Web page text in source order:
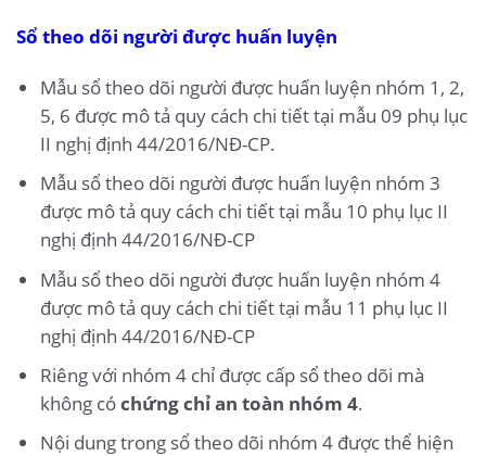
Sổ theo dõi người được huấn luyện
Mẫu sổ theo dõi người được huấn luyện nhóm 1, 2,
5, 6 được mô tả quy cách chi tiết tại mẫu 09 phụ lục
II nghị định 44/2016/NĐ-CP.
Mẫu sổ theo dõi người được huấn luyện nhóm 3
được mô tả quy cách chi tiết tại mẫu 10 phụ lục II
nghị định 44/2016/NĐ-CP
Mẫu sổ theo dõi người được huấn luyện nhóm 4
được mô tả quy cách chi tiết tại mẫu 11 phụ lục II
nghị định 44/2016/NĐ-CP
Riêng với nhóm 4 chỉ được cấp sổ theo dõi mà
không cóchứng chỉ an toàn nhóm 4.
Nội dung trong sổ theo dõi nhóm 4 được thể hiện